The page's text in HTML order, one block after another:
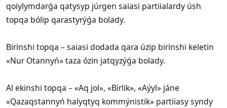
qoiylymdarǵa qatysyp júrgen saiasi partiialardy úsh
topqa bólip qarastyrýǵa bolady.
Birinshi topqa – saiasi dodada qara úzip birinshi keletin
«Nur Otannyń» taza ózin jatqyzýǵa bolady.
Al ekinshi topqa – «Aq jol», «Birlik», «Aýyl» jáne
«Qazaqstannyń halyqtyq kommýnistik» partiiasy syndy